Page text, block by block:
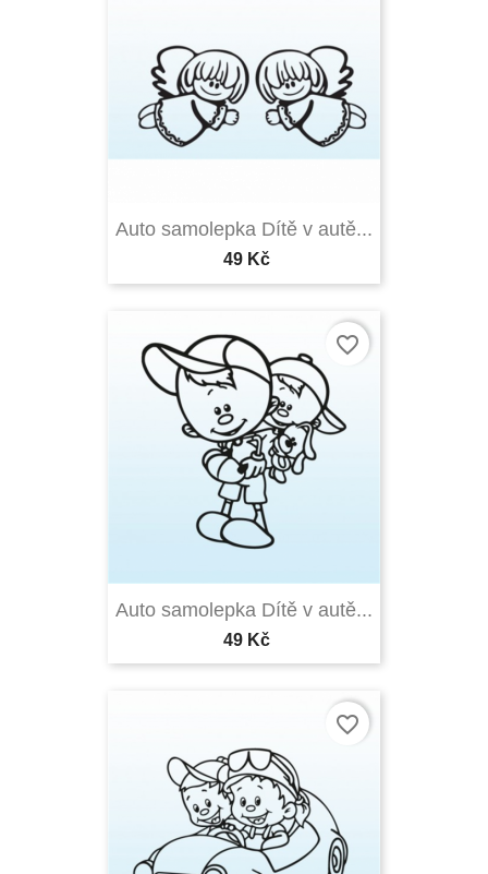
Auto samolepka Dítě v autě...
49 Kč
Auto samolepka Dítě v autě...
49 Kč
favorite_border
favorite_border